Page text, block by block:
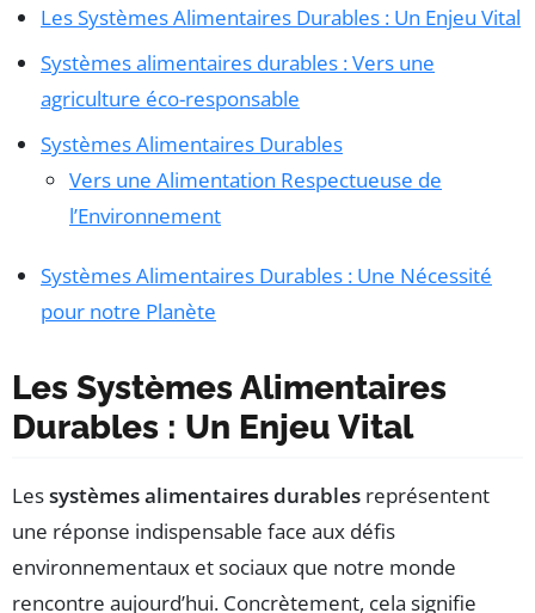
Les Systèmes Alimentaires Durables : Un Enjeu Vital
Systèmes alimentaires durables : Vers une
agriculture éco-responsable
Systèmes Alimentaires Durables
Vers une Alimentation Respectueuse de
l’Environnement
Systèmes Alimentaires Durables : Une Nécessité
pour notre Planète
Les Systèmes Alimentaires
Durables : Un Enjeu Vital
Lessystèmes alimentaires durables représentent
une réponse indispensable face aux défis
environnementaux et sociaux que notre monde
rencontre aujourd’hui. Concrètement, cela signifie